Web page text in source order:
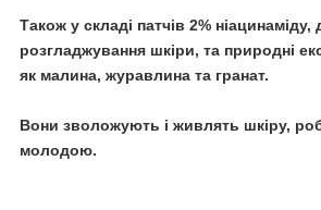
Також у складі патчів 2% ніацинаміду,
розгладжування шкіри, та природні
як малина, журавлина та гранат.
Вони зволожують і живлять шкіру,
молодою.